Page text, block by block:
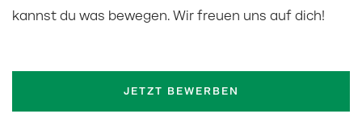
kannst du was bewegen. Wir freuen uns auf dich!
JETZT BEWERBEN